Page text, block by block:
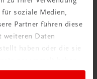
für soziale Medien,
Partner führen diese
Daten
haben oder die sie